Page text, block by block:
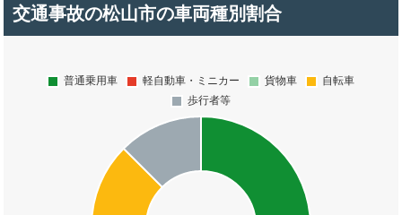
交通事故の松山市の車両種別割合